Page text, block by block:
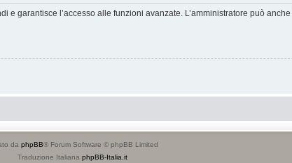
garantisce l’accesso alle funzioni avanzate. L’amministratore può
da phpBB® Forum Software © phpBB Limited
Traduzione Italiana phpBB-Italia.it